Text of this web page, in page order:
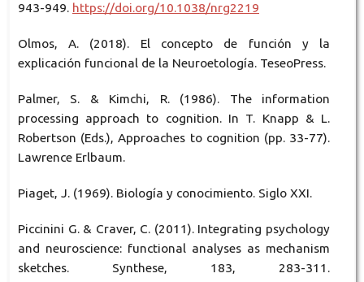
943-949. https://doi.org/10.1038/nrg2219
Olmos, A. (2018). El concepto de función y la
explicación funcional de la Neuroetología. TeseoPress.
Palmer, S. & Kimchi, R. (1986). The information
processing approach to cognition. In T. Knapp & L.
Robertson (Eds.), Approaches to cognition (pp. 33-77).
Lawrence Erlbaum.
Piaget, J. (1969). Biología y conocimiento. Siglo XXI.
Piccinini G. & Craver, C. (2011). Integrating psychology
and neuroscience: functional analyses as mechanism
sketches. Synthese, 183, 283-311.